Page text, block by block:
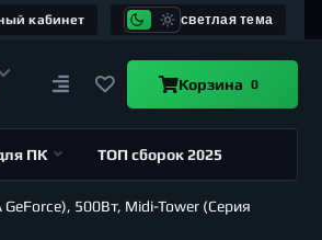
кабинет светлая тема
Корзина 0
ПК ТОП сборок 2025
500Вт, Midi-Tower (Серия